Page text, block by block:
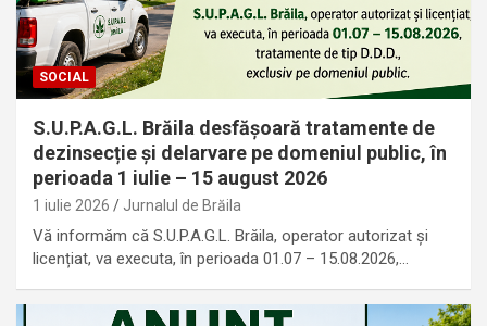
SOCIAL
S.U.P.A.G.L. Brăila desfășoară tratamente de
dezinsecție și delarvare pe domeniul public, în
perioada 1 iulie – 15 august 2026
1 iulie 2026 Jurnalul de Brăila
Vă informăm că S.U.P.A.G.L. Brăila, operator autorizat și
licențiat, va executa, în perioada 01.07 – 15.08.2026,…